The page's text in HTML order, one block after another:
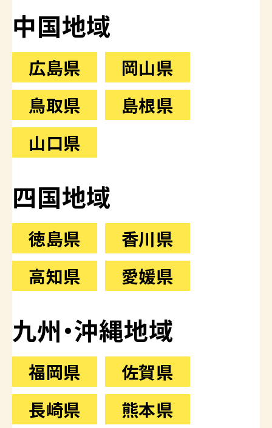
中国地域
広島県
岡山県
鳥取県
島根県
山口県
四国地域
徳島県
香川県
高知県
愛媛県
九州・沖縄地域
福岡県
佐賀県
長崎県
熊本県